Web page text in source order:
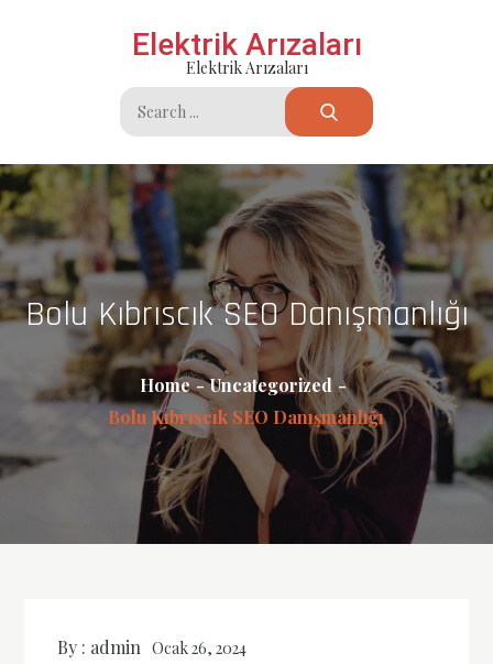
Elektrik Arızaları
Elektrik Arızaları
Search
for:
Bolu Kıbrıscık SEO Danışmanlığı
Home
Uncategorized
Bolu Kıbrıscık SEO Danışmanlığı
By : admin Ocak 26, 2024